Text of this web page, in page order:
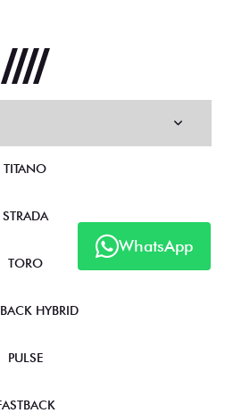
WhatsApp
TITANO
STRADA
TORO
HYBRID
PULSE